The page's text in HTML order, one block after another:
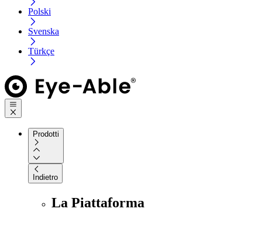
Polski
Svenska
Türkçe
Prodotti
Indietro
La Piattaforma